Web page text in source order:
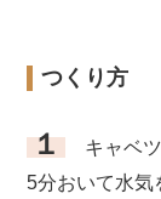
つくり方
１
キャベツ
5分おいて水気